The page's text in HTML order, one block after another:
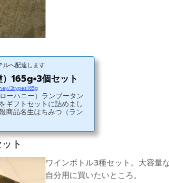
へ配達します
165g×3個セット
3types165g
ーハニー）ランブータン
ギフトセットに詰めまし
商品名生はちみつ（ランブ
度以上に熱するとはちみつ
れてしまいます。・結晶
ください。・酵素が生き
ございますが、品質に影
いる...
ト
ワインボトル3種セット。大容量
自分用に買いたいところ。